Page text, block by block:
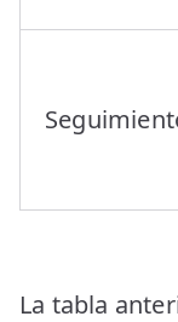
La tabla